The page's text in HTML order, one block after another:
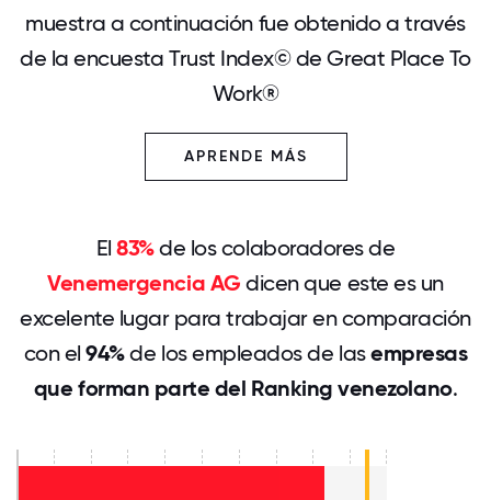
muestra a continuación fue obtenido a través
de la encuesta Trust Index© de Great Place To
Work®
APRENDE MÁS
El83%de los colaboradores de
Venemergencia AG dicen que este es un
excelente lugar para trabajar en comparación
con el94%de los empleados de lasempresas
que forman parte del Ranking venezolano.